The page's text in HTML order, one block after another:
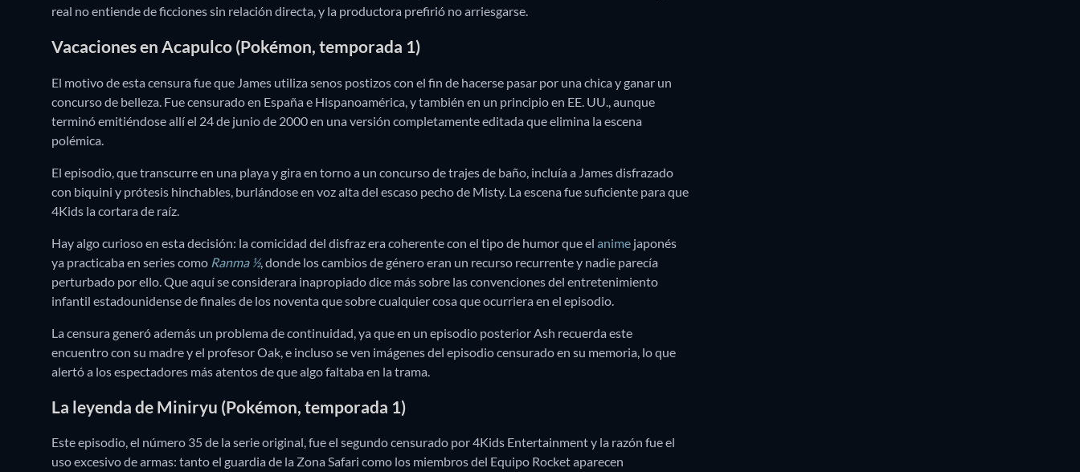
real no entiende de ficciones sin relación directa, y la productora prefirió no arriesgarse.
Vacaciones en Acapulco (Pokémon, temporada 1)
El motivo de esta censura fue que James utiliza senos postizos con el fin de hacerse pasar por una chica y ganar un
concurso de belleza. Fue censurado en España e Hispanoamérica, y también en un principio en EE. UU., aunque
terminó emitiéndose allí el 24 de junio de 2000 en una versión completamente editada que elimina la escena
polémica.
El episodio, que transcurre en una playa y gira en torno a un concurso de trajes de baño, incluía a James disfrazado
con biquini y prótesis hinchables, burlándose en voz alta del escaso pecho de Misty. La escena fue suficiente para que
4Kids la cortara de raíz.
Hay algo curioso en esta decisión: la comicidad del disfraz era coherente con el tipo de humor que el anime japonés
ya practicaba en series como Ranma ½, donde los cambios de género eran un recurso recurrente y nadie parecía
perturbado por ello. Que aquí se considerara inapropiado dice más sobre las convenciones del entretenimiento
infantil estadounidense de finales de los noventa que sobre cualquier cosa que ocurriera en el episodio.
La censura generó además un problema de continuidad, ya que en un episodio posterior Ash recuerda este
encuentro con su madre y el profesor Oak, e incluso se ven imágenes del episodio censurado en su memoria, lo que
alertó a los espectadores más atentos de que algo faltaba en la trama.
La leyenda de Miniryu (Pokémon, temporada 1)
Este episodio, el número 35 de la serie original, fue el segundo censurado por 4Kids Entertainment y la razón fue el
uso excesivo de armas: tanto el guardia de la Zona Safari como los miembros del Equipo Rocket aparecen